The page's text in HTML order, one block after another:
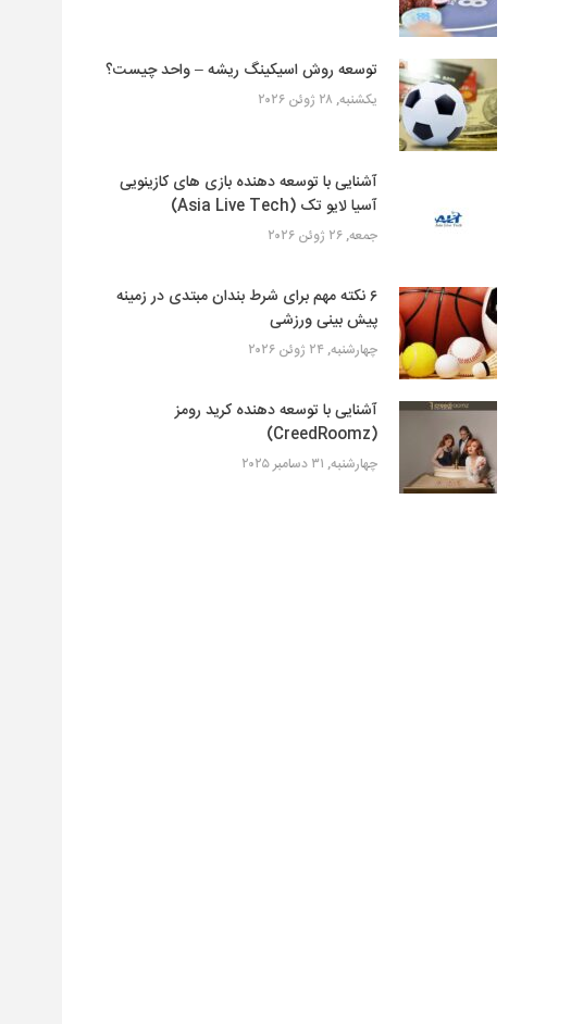
توسعه روش اسیکینگ ریشه – واحد چیست؟
یکشنبه, ۲۸ ژوئن ۲۰۲۶
آشنایی با توسعه دهنده بازی های کازینویی
آسیا لایو تک (Asia Live Tech)
جمعه, ۲۶ ژوئن ۲۰۲۶
۶ نکته مهم برای شرط بندان مبتدی در زمینه
پیش بینی ورزشی
چهارشنبه, ۲۴ ژوئن ۲۰۲۶
آشنایی با توسعه دهنده کرید رومز
(CreedRoomz)
چهارشنبه, ۳۱ دسامبر ۲۰۲۵